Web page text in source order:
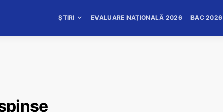
ȘTIRI EVALUARE NAȚIONALĂ 2026 BAC 2026